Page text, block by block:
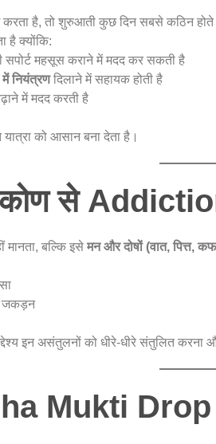
करता है, तो शुरुआती कुछ दिन सबसे कठिन
है क्योंकि:
सपोर्ट महसूस कराने में मदद कर सकती है
नियंत्रणदिलाने में सहायक होती है
में मदद करती है
को आसान बना देता है।
से
बल्कि इसे मन और दोषों (वात, पित्त,
जकड़न
इन असंतुलनों को धीरे-धीरे संतुलित करना
Mukti Drop